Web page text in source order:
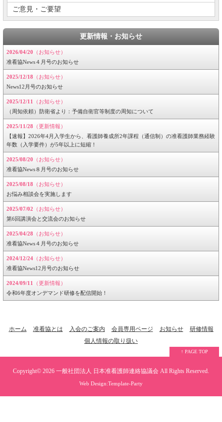
ご意見・ご要望
更新情報・お知らせ
2026/04/20 （お知らせ）
准看協News４月号のお知らせ
2025/12/18 （お知らせ）
News12月号のお知らせ
2025/12/11 （お知らせ）
（周知依頼）防衛省より：予備自衛官等制度の周知について
2025/11/28 （更新情報）
【速報】2026年4月入学生から、看護師養成所2年課程（通信制）の准看護師業務経験
年数（入学要件）が5年以上に短縮！
2025/08/20 （お知らせ）
准看協News８月号のお知らせ
2025/08/18 （お知らせ）
お悩み相談会を実施します
2025/07/02 （お知らせ）
第6回講演会と交流会のお知らせ
2025/04/28 （お知らせ）
准看協News４月号のお知らせ
2024/12/24 （お知らせ）
准看協News12月号のお知らせ
2024/09/11 （更新情報）
令和6年度オンデマンド研修を配信開始！
ホーム 准看協とは 入会のご案内 会員専用ページ お知らせ
研修情報
個人情報の取り扱い
↑ PAGE TOP
Copyright© 2026 一般社団法人 日本准看護師連絡協議会 All Rights Reserved.
Web Design:Template-Party